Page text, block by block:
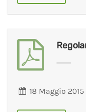
18 Maggio 2015